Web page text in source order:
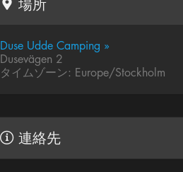
場所
Duse Udde Camping »
Dusevägen 2
タイムゾーン: Europe/Stockholm
連絡先